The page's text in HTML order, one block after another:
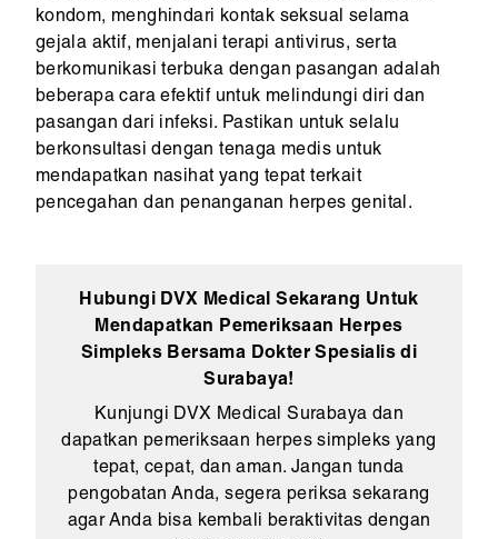
kondom, menghindari kontak seksual selama
gejala aktif, menjalani terapi antivirus, serta
berkomunikasi terbuka dengan pasangan adalah
beberapa cara efektif untuk melindungi diri dan
pasangan dari infeksi. Pastikan untuk selalu
berkonsultasi dengan tenaga medis untuk
mendapatkan nasihat yang tepat terkait
pencegahan dan penanganan herpes genital.
Hubungi DVX Medical Sekarang Untuk
Mendapatkan Pemeriksaan Herpes
Simpleks Bersama Dokter Spesialis di
Surabaya!
Kunjungi DVX Medical Surabaya dan
dapatkan pemeriksaan herpes simpleks yang
tepat, cepat, dan aman. Jangan tunda
pengobatan Anda, segera periksa sekarang
agar Anda bisa kembali beraktivitas dengan